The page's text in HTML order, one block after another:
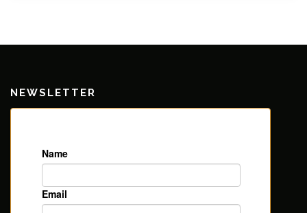
NEWSLETTER